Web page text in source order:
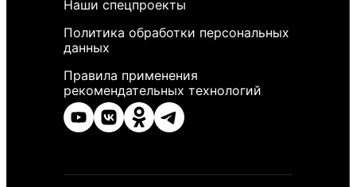
Наши спецпроекты
Политика обработки персональных
данных
Правила применения
рекомендательных технологий